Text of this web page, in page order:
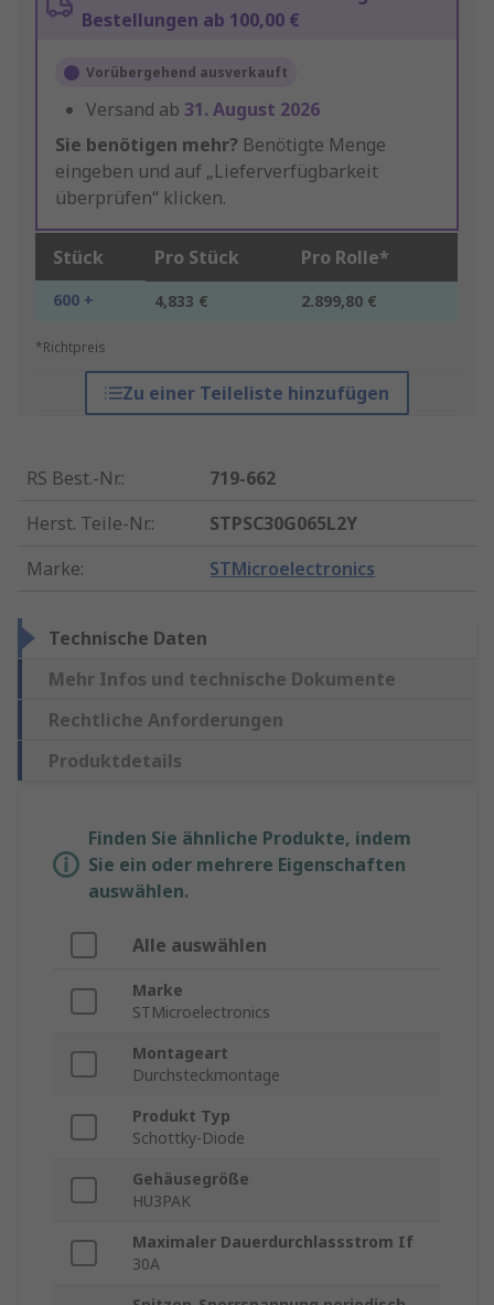
Bestellungen ab 100,00 €
Vorübergehend ausverkauft
Versand ab 31. August 2026
Sie benötigen mehr? Benötigte Menge
eingeben und auf „Lieferverfügbarkeit
überprüfen“ klicken.
Stück Pro Stück Pro Rolle*
600 + 4,833 € 2.899,80 €
*Richtpreis
Zu einer Teileliste hinzufügen
RS Best.-Nr.:
719-662
Herst. Teile-Nr.:
STPSC30G065L2Y
Marke: STMicroelectronics
Technische Daten
Mehr Infos und technische Dokumente
Rechtliche Anforderungen
Produktdetails
Finden Sie ähnliche Produkte, indem
Sie ein oder mehrere Eigenschaften
auswählen.
Alle auswählen
Marke
STMicroelectronics
Montageart
Durchsteckmontage
Produkt Typ
Schottky-Diode
Gehäusegröße
HU3PAK
Maximaler Dauerdurchlassstrom If
30A